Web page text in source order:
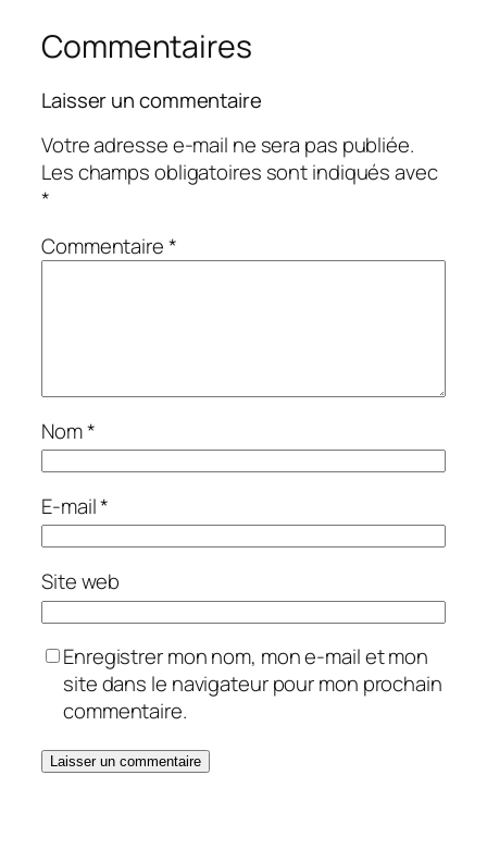
Commentaires
Laisser un commentaire
Votre adresse e-mail ne sera pas publiée.
Les champs obligatoires sont indiqués avec
*
Commentaire*
Nom*
E-mail*
Site web
Enregistrer mon nom, mon e-mail et mon
site dans le navigateur pour mon prochain
commentaire.